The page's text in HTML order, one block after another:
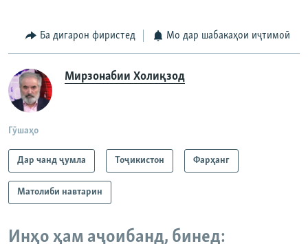
Ба дигарон фиристед Мо дар шабакаҳои иҷтимоӣ
Мирзонабии Холиқзод
Гӯшаҳо
Дар чанд ҷумла Тоҷикистон Фарҳанг
Матолиби навтарин
Инҳо ҳам аҷоибанд, бинед: